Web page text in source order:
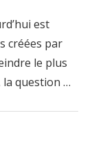
est
créées par
le plus
la question …